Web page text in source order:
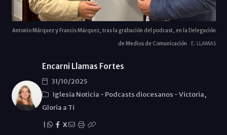
Antonio Márquez y Francis Márquez, tras la grabación del podcast, en la Delegación
de Medios de Comunicación
E. LLAMAS
Encarni Llamas Fortes
31/10/2025
Iglesia Noticia - Podcasts diocesanos -Victoria,
Gloria a Ti
X